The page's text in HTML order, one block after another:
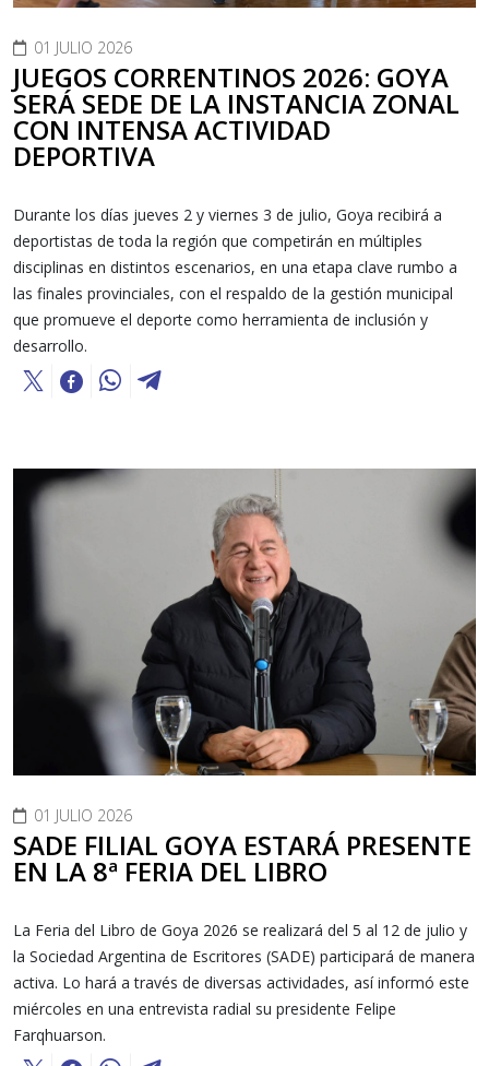
01 JULIO 2026
JUEGOS CORRENTINOS 2026: GOYA
SERÁ SEDE DE LA INSTANCIA ZONAL
CON INTENSA ACTIVIDAD
DEPORTIVA
Durante los días jueves 2 y viernes 3 de julio, Goya recibirá a
deportistas de toda la región que competirán en múltiples
disciplinas en distintos escenarios, en una etapa clave rumbo a
las finales provinciales, con el respaldo de la gestión municipal
que promueve el deporte como herramienta de inclusión y
desarrollo.
01 JULIO 2026
SADE FILIAL GOYA ESTARÁ PRESENTE
EN LA 8ª FERIA DEL LIBRO
La Feria del Libro de Goya 2026 se realizará del 5 al 12 de julio y
la Sociedad Argentina de Escritores (SADE) participará de manera
activa. Lo hará a través de diversas actividades, así informó este
miércoles en una entrevista radial su presidente Felipe
Farqhuarson.